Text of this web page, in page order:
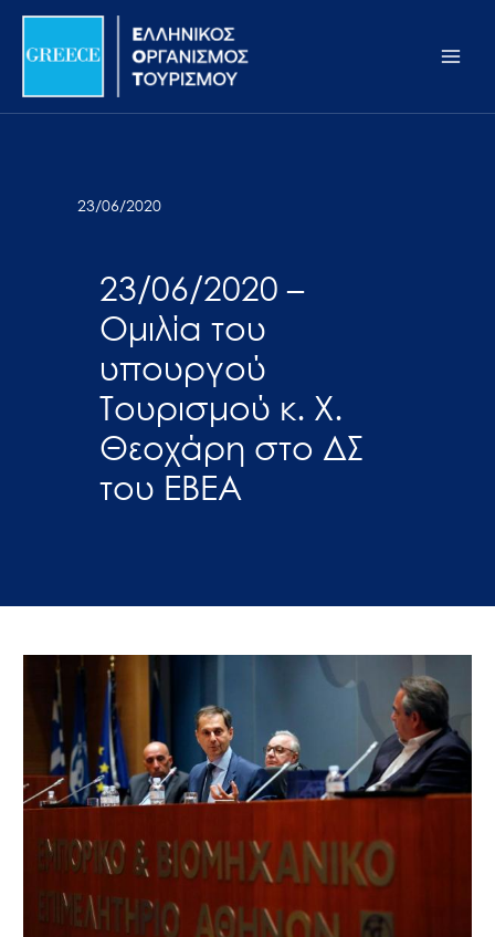
Σημείωση:
ιστότοπος
προσβασιμότητας.
Μετάβαση
περιεχόμενο
23/06/2020
23/06/2020 –
Ομιλία του
υπουργού
Τουρισμού κ. Χ.
Θεοχάρη στο ΔΣ
του ΕΒΕΑ